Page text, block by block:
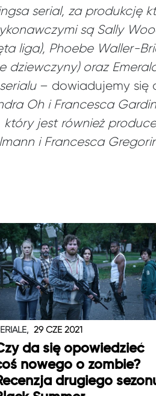
serial, za produkcję
są Sally
liga), Phoebe Waller-
dziewczyny) oraz
– dowiadujemy się
Oh i Francesca
który jest również
i Francesca
29 CZE 2021
da się opowiedzieć
nowego o zombie?
drugiego